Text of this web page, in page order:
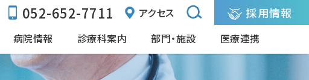
052-652-7711 アクセス 採用情報
病院情報 診療科案内 部門・施設 医療連携